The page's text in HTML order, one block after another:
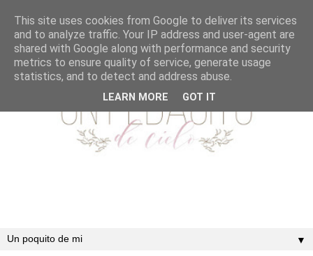
▼
This site uses cookies from Google to deliver its services
and to analyze traffic. Your IP address and user-agent are
shared with Google along with performance and security
metrics to ensure quality of service, generate usage
statistics, and to detect and address abuse.
LEARN MORE GOT IT